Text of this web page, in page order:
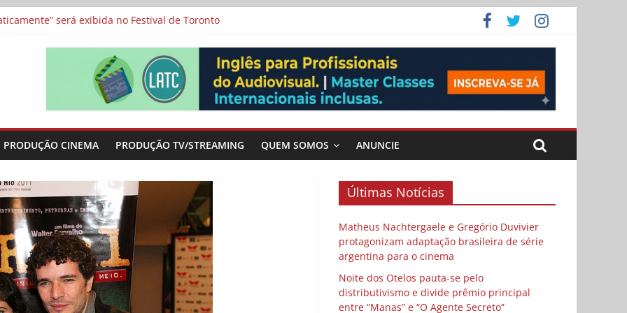
será exibida no Festival de Toronto
e divide prêmio principal entre “Manas” e “O Agente Secreto”
metragens sobre envelhecimento criados a partir de histórias de vida
“Os Feiticeiros Inocentes” e filme-tributo de Wajda a Zbigniew Cybulski
PRODUÇÃO CINEMA PRODUÇÃO TV/STREAMING QUEM SOMOS ANUNCIE
Últimas Notícias
Matheus Nachtergaele e Gregório Duvivier
protagonizam adaptação brasileira de série
argentina para o cinema
Noite dos Otelos pauta-se pelo
distributivismo e divide prêmio principal
entre “Manas” e “O Agente Secreto”